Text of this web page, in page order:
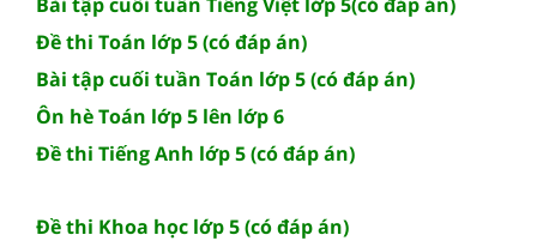
Đề thi Toán lớp 5 (có đáp án)
Bài tập cuối tuần Toán lớp 5 (có đáp án)
Ôn hè Toán lớp 5 lên lớp 6
Đề thi Tiếng Anh lớp 5 (có đáp án)
Đề thi Khoa học lớp 5 (có đáp án)